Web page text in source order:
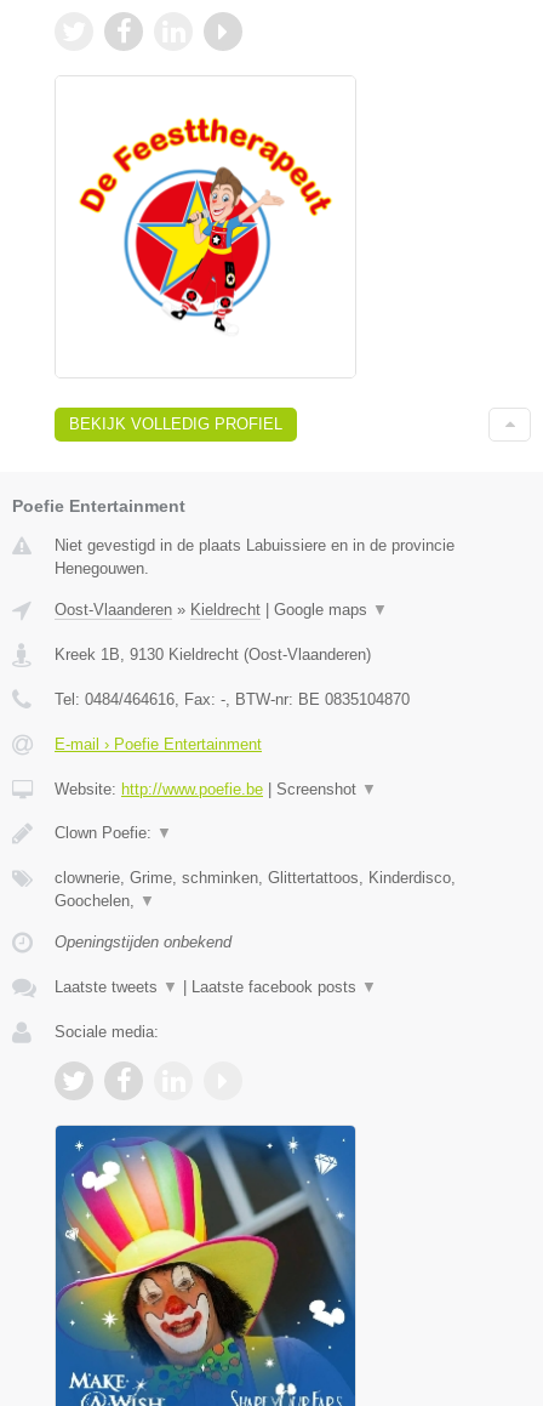
BEKIJK VOLLEDIG PROFIEL
Poefie Entertainment
Niet gevestigd in de plaats Labuissiere en in de provincie
Henegouwen.
Oost-Vlaanderen » Kieldrecht | Google maps ▼
Kreek 1B 9130 Kieldrecht (Oost-Vlaanderen)
Tel: 0484/464616 , Fax: - , BTW-nr: BE 0835104870
E-mail › Poefie Entertainment
Website: http://www.poefie.be | Screenshot ▼
Clown Poefie: ▼
clownerie, Grime, schminken, Glittertattoos, Kinderdisco,
Goochelen,
▼
Openingstijden onbekend
Laatste tweets ▼ | Laatste facebook posts ▼
Sociale media: